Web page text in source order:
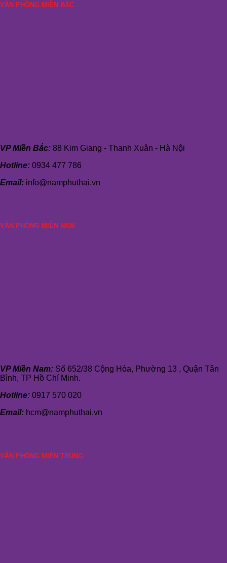
VĂN PHÒNG MIỀN BẮC
VP Miền Bắc: 88 Kim Giang - Thanh Xuân - Hà Nội
Hotline: 0934 477 786
Email: info@namphuthai.vn
VĂN PHÒNG MIỀN NAM
VP Miền Nam: Số 652/38 Cộng Hòa, Phường 13 , Quận Tân
Bình, TP Hồ Chí Minh.
Hotline: 0917 570 020
Email: hcm@namphuthai.vn
VĂN PHÒNG MIỀN TRUNG